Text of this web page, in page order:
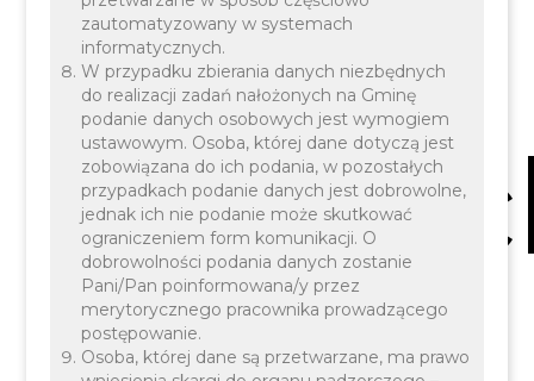
zautomatyzowany w systemach
informatycznych.
W przypadku zbierania danych niezbędnych
do realizacji zadań nałożonych na Gminę
podanie danych osobowych jest wymogiem
ustawowym. Osoba, której dane dotyczą jest
zobowiązana do ich podania, w pozostałych
przypadkach podanie danych jest dobrowolne,
jednak ich nie podanie może skutkować
ograniczeniem form komunikacji. O
dobrowolności podania danych zostanie
Pani/Pan poinformowana/y przez
merytorycznego pracownika prowadzącego
postępowanie.
Osoba, której dane są przetwarzane, ma prawo